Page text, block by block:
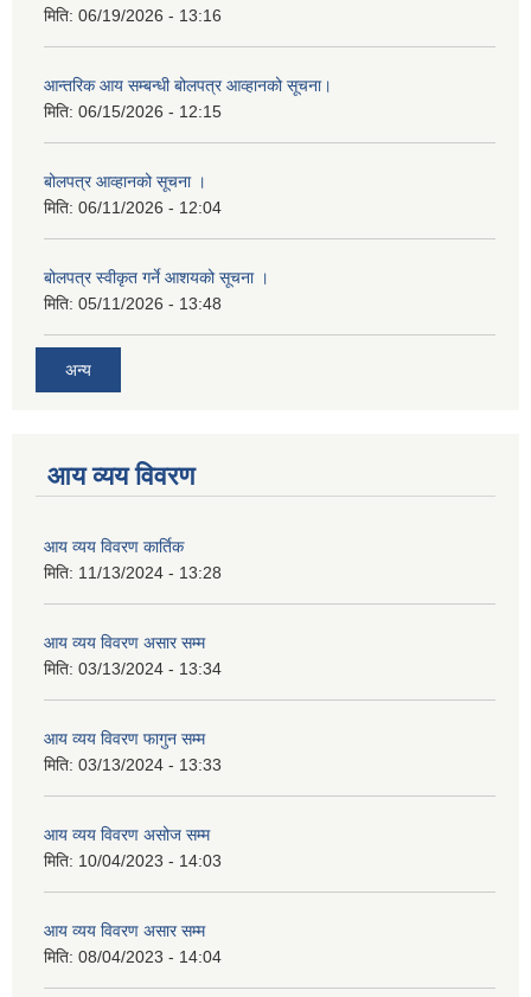
मिति: 06/19/2026 - 13:16
आन्तरिक आय सम्बन्धी बोलपत्र आव्हानको सूचना।
मिति: 06/15/2026 - 12:15
बोलपत्र आव्हानको सूचना ।
मिति: 06/11/2026 - 12:04
बोलपत्र स्वीकृत गर्ने आशयको सूचना ।
मिति: 05/11/2026 - 13:48
अन्य
आय व्यय विवरण
आय व्यय विवरण कार्तिक
मिति: 11/13/2024 - 13:28
आय व्यय विवरण असार सम्म
मिति: 03/13/2024 - 13:34
आय व्यय विवरण फागुन सम्म
मिति: 03/13/2024 - 13:33
आय व्यय विवरण असोज सम्म
मिति: 10/04/2023 - 14:03
आय व्यय विवरण असार सम्म
मिति: 08/04/2023 - 14:04